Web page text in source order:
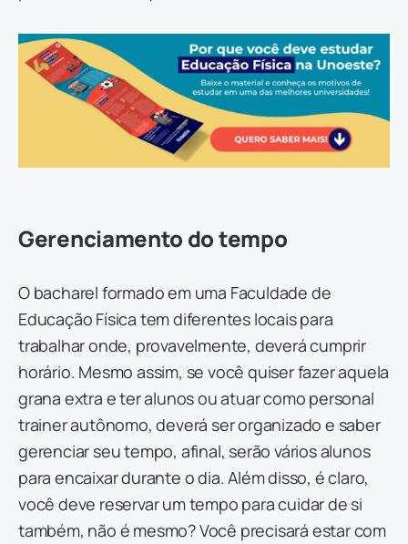
Gerenciamento do tempo
O bacharel formado em uma Faculdade de
Educação Física tem diferentes locais para
trabalhar onde, provavelmente, deverá cumprir
horário. Mesmo assim, se você quiser fazer aquela
grana extra e ter alunos ou atuar como personal
trainer autônomo, deverá ser organizado e saber
gerenciar seu tempo, afinal, serão vários alunos
para encaixar durante o dia. Além disso, é claro,
você deve reservar um tempo para cuidar de si
também, não é mesmo? Você precisará estar com